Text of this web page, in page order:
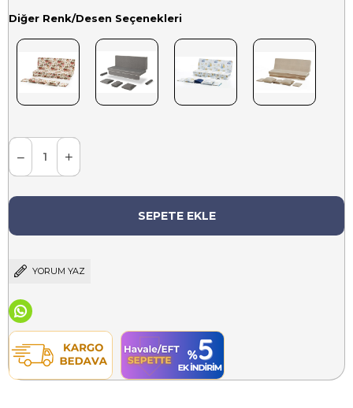
Diğer Renk/Desen Seçenekleri
YORUM YAZ